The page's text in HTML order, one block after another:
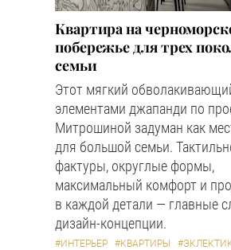
Квартира на
побережье для трех
семьи
Этот мягкий
элементами джапанди по
Митрошиной задуман как
для большой семьи.
фактуры, округлые формы,
максимальный комфорт и
в каждой детали — главные
дизайн-концепции.
#ИНТЕРЬЕР #КВАРТИРЫ